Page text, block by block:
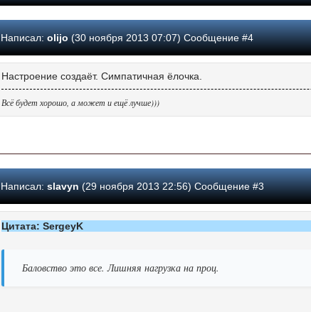
Написал: olijo(30 ноября 2013 07:07) Сообщение #4
Настроение создаёт. Симпатичная ёлочка.
Всё будет хорошо, а может и ещё лучше)))
Написал: slavyn(29 ноября 2013 22:56) Сообщение #3
Цитата: SergeyK
Баловство это все. Лишняя нагрузка на проц.